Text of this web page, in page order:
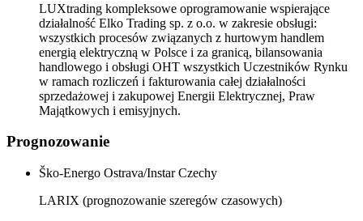
LUXtrading kompleksowe oprogramowanie wspierające
działalność Elko Trading sp. z o.o. w zakresie obsługi:
wszystkich procesów związanych z hurtowym handlem
energią elektryczną w Polsce i za granicą, bilansowania
handlowego i obsługi OHT wszystkich Uczestników Rynku
w ramach rozliczeń i fakturowania całej działalności
sprzedażowej i zakupowej Energii Elektrycznej, Praw
Majątkowych i emisyjnych.
Prognozowanie
Ško-Energo Ostrava/Instar Czechy
LARIX (prognozowanie szeregów czasowych)